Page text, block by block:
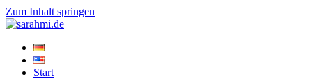
Zum Inhalt springen
Start